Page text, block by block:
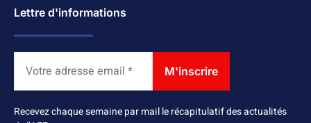
Lettre d'informations
Recevez chaque semaine par mail le récapitulatif des actualités